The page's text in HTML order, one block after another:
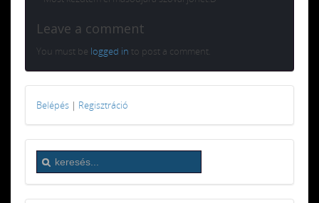
Leave a comment
You must be logged in to post a comment.
Belépés | Regisztráció